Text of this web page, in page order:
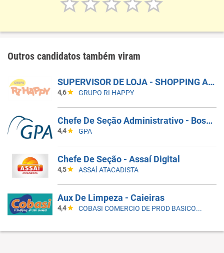
Outros candidatos também viram
SUPERVISOR DE LOJA - SHOPPING ARICANDUVA
4,6 GRUPO RI HAPPY
Chefe De Seção Administrativo - Bosque Da Saúde (571106)
4,4 GPA
Chefe De Seção - Assaí Digital
4,5 ASSAÍ ATACADISTA
Aux De Limpeza - Caieiras
4,4 COBASI COMERCIO DE PROD BASICOS E INDUSTRIALIZADOS LTDA